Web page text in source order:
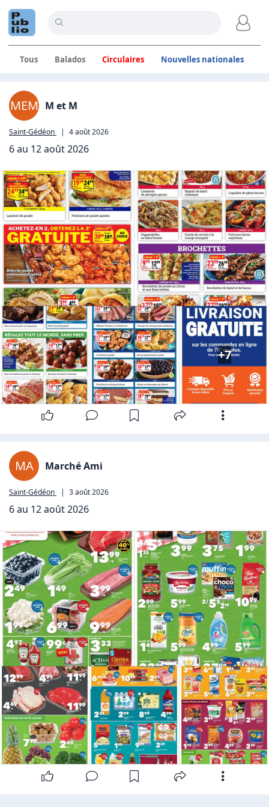
Tous Balados Circulaires Nouvelles nationales
Annonces locales à Saint-
MEM M et M
Saint-Gédéon | 4 août 2026
6 au 12 août 2026
+7
MA Marché Ami
Saint-Gédéon | 3 août 2026
6 au 12 août 2026